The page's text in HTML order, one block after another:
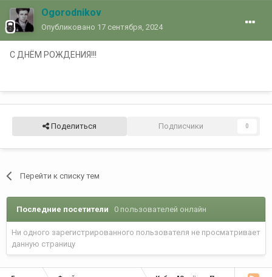
Ogorodnikov
Опубликовано 17 сентября, 2024
С ДНЁМ РОЖДЕНИЯ!!!
Поделиться Подписчики 0
Перейти к списку тем
Последние посетители 0 пользователей онлайн
Ни одного зарегистрированного пользователя не просматривает
данную страницу